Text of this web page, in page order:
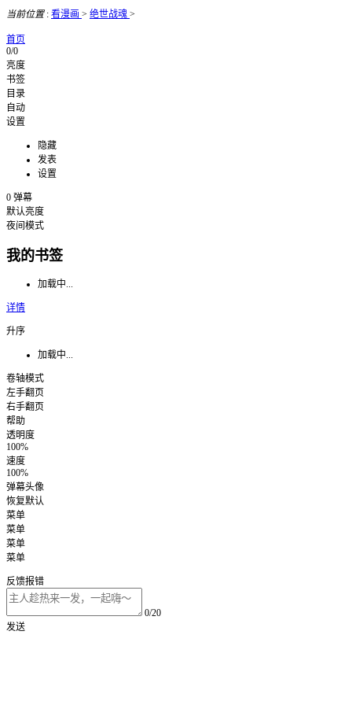
当前位置: 看漫画 > 绝世战魂 >
首页
0/0
亮度
书签
目录
自动
设置
隐藏
发表
设置
0 弹幕
默认亮度
夜间模式
我的书签
加载中...
详情
升序
加载中...
卷轴模式
左手翻页
右手翻页
帮助
透明度
100%
速度
100%
弹幕头像
恢复默认
菜单
菜单
菜单
菜单
反馈报错
0/20
发送